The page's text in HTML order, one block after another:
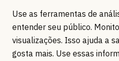
Use as ferramentas de
entender seu público.
visualizações. Isso ajuda a
gosta mais. Use essas